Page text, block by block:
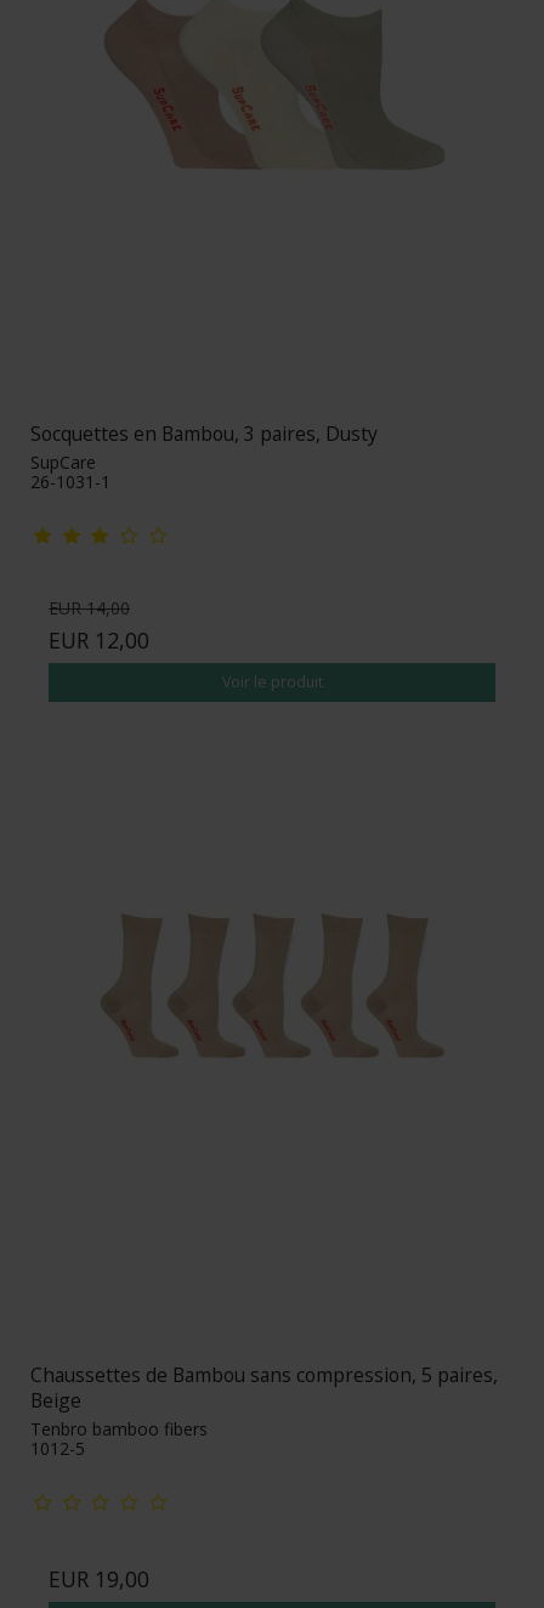
Socquettes en Bambou, 3 paires, Dusty
SupCare
26-1031-1
EUR 14,00
EUR 12,00
Voir le produit
Chaussettes de Bambou sans compression, 5 paires,
Beige
Tenbro bamboo fibers
1012-5
EUR 19,00